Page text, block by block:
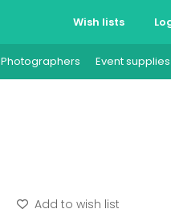
Wish lists
Photographers Event supplies
Add to wish list